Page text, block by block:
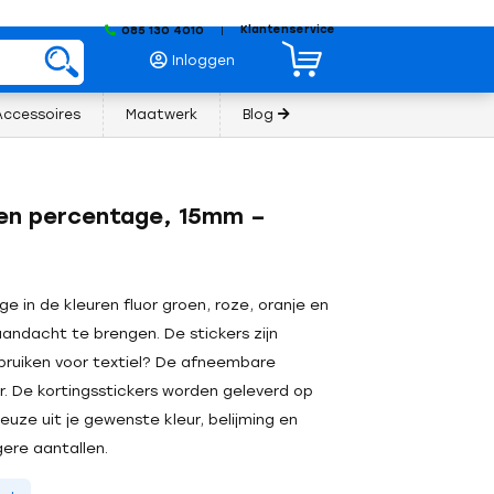
085 130 4010
| Klantenservice
Inloggen
Maatwerk Blog
percentage, 15mm –
in de kleuren fluor groen, roze, oranje en
te brengen. De stickers zijn
voor textiel? De afneembare
De kortingsstickers worden geleverd op
uit je gewenste kleur, belijming en
aantallen.